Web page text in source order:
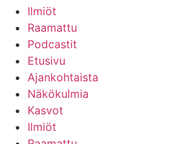
Ilmiöt
Raamattu
Podcastit
Etusivu
Ajankohtaista
Näkökulmia
Kasvot
Ilmiöt